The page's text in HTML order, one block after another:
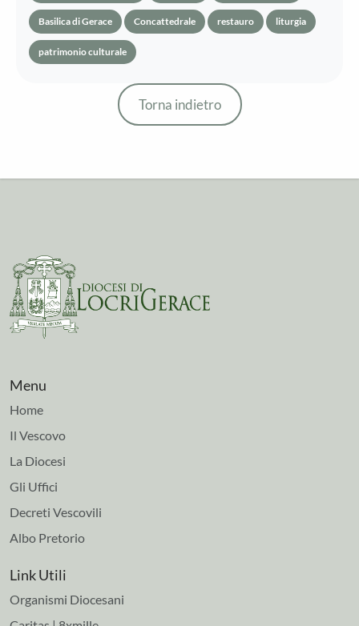
Basilica di Gerace Concattedrale restauro liturgia
patrimonio culturale
Torna indietro
Menu
Home
Il Vescovo
La Diocesi
Gli Uffici
Decreti Vescovili
Albo Pretorio
Link Utili
Organismi Diocesani